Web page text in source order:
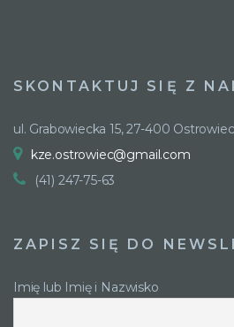
SKONTAKTUJ SIĘ Z
ul. Grabowiecka 15, 27-400
kze.ostrowiec@gmail.com
(41) 247-75-63
ZAPISZ SIĘ DO
Imię lub Imię i Nazwisko